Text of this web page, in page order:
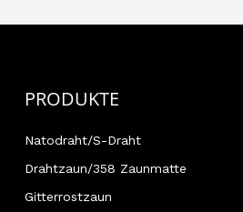
PRODUKTE
Natodraht/S-Draht
Drahtzaun/358 Zaunmatte
Gitterrostzaun